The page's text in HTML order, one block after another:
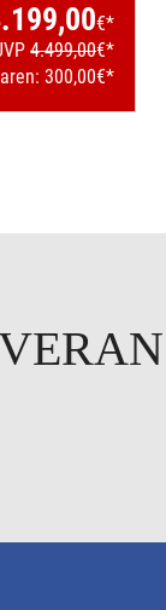
€*
4.499,00€*
300,00€*